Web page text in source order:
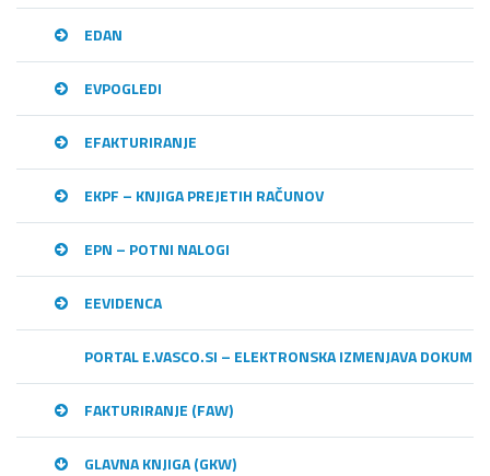
EDAN
EVPOGLEDI
EFAKTURIRANJE
EKPF – KNJIGA PREJETIH RAČUNOV
EPN – POTNI NALOGI
EEVIDENCA
PORTAL E.VASCO.SI – ELEKTRONSKA IZMENJAVA
FAKTURIRANJE (FAW)
GLAVNA KNJIGA (GKW)